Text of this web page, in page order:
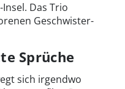
Das Trio
Geschwister-
Sprüche
sich irgendwo